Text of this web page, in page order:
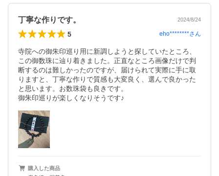
丁寧な作りです。 2024/8/24
5 eho********さん
寺院への御朱印巡り用に新調しようと探していたところ、
この御数珠に辿り着きました。正直なところ画像だけで判
断するのは難しかったのですが、届けられて実際に手に取
りますと、丁寧な作りで質感も大変良く、選んで良かった
と思います。お数珠袋も良きです。
御朱印巡りが楽しくなりそうです♪
購入した商品